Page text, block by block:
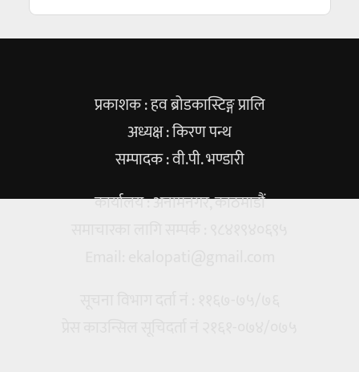
प्रकाशक : हव ब्रोडकास्टिङ्ग प्रालि
अध्यक्ष : किरण पन्थ
सम्पादक : वी.पी. भण्डारी
कार्यालय : अनामनगर, काठमाडौं